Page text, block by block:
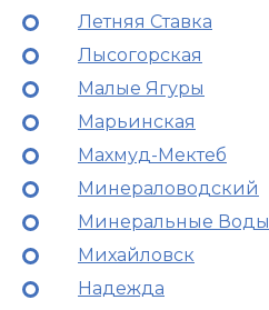
Летняя Ставка
Лысогорская
Малые Ягуры
Марьинская
Махмуд-Мектеб
Минераловодский
Минеральные Воды
Михайловск
Надежда